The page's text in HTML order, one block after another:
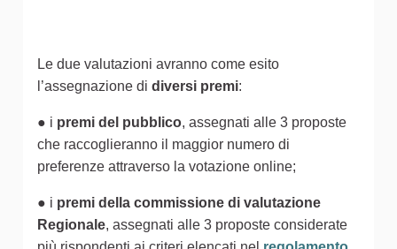
Le due valutazioni avranno come esito
l’assegnazione di diversi premi:
● i premi del pubblico, assegnati alle 3 proposte
che raccoglieranno il maggior numero di
preferenze attraverso la votazione online;
● i premi della commissione di valutazione
Regionale, assegnati alle 3 proposte considerate